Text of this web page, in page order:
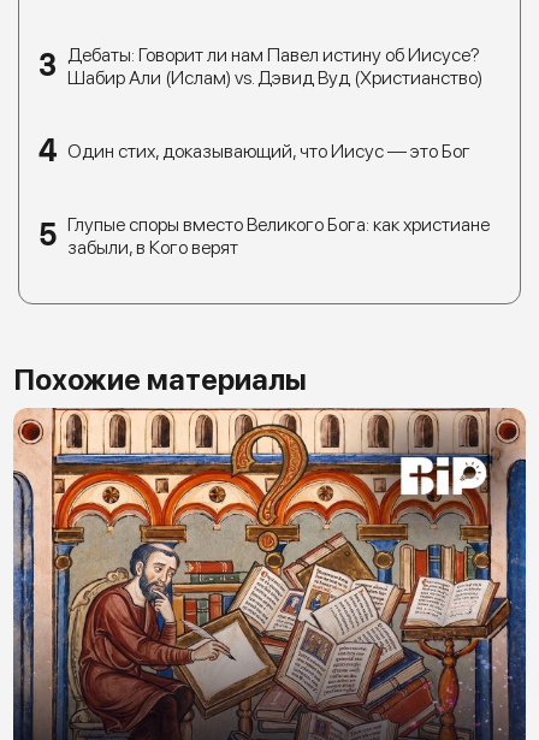
Дебаты: Говорит ли нам Павел истину об Иисусе?
Шабир Али (Ислам) vs. Дэвид Вуд (Христианство)
Один стих, доказывающий, что Иисус — это Бог
Глупые споры вместо Великого Бога: как христиане
забыли, в Кого верят
Похожие материалы